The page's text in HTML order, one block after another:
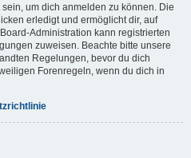
um dich anmelden zu können. Die
erledigt und ermöglicht dir, auf
Administration kann registrierten
zuweisen. Beachte bitte unsere
Regelungen, bevor du dich
Forenregeln, wenn du dich in